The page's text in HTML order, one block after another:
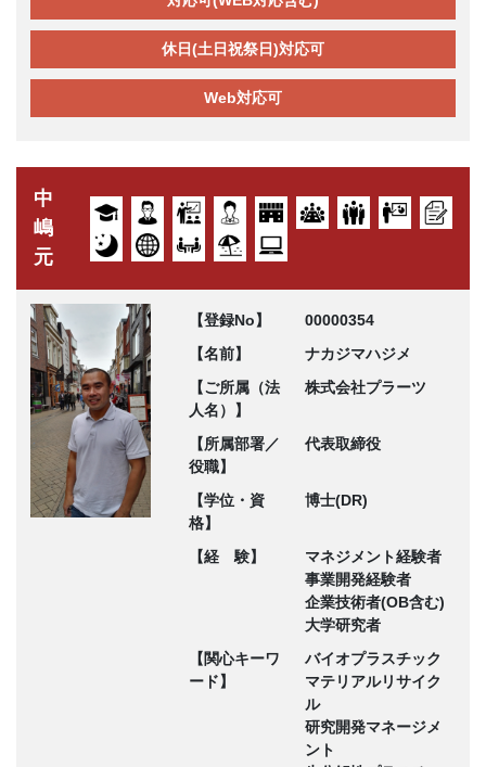
休日(土日祝祭日)対応可
Web対応可
中
嶋
元
【登録No】
00000354
【名前】
ナカジマハジメ
【ご所属（法
人名）】
株式会社プラーツ
【所属部署／
役職】
代表取締役
【学位・資
格】
博士(DR)
【経 験】
マネジメント経験者
事業開発経験者
企業技術者(OB含む)
大学研究者
【関心キーワ
ード】
バイオプラスチック
マテリアルリサイク
ル
研究開発マネージメ
ント